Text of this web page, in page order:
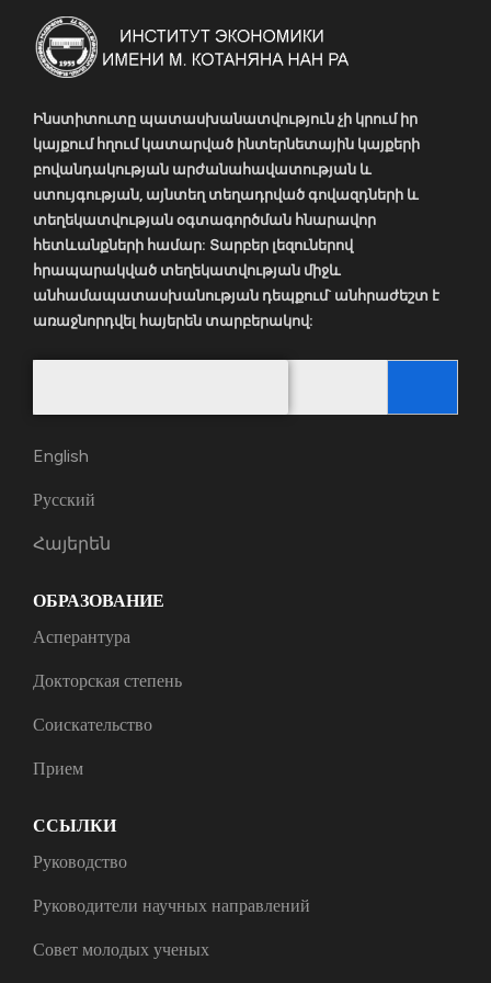
Ինստիտուտը պատասխանատվություն չի կրում իր
կայքում հղում կատարված ինտերնետային կայքերի
բովանդակության արժանահավատության և
ստույգության, այնտեղ տեղադրված գովազդների և
տեղեկատվության օգտագործման հնարավոր
հետևանքների համար: Տարբեր լեզուներով
հրապարակված տեղեկատվության միջև
անհամապատասխանության դեպքում` անհրաժեշտ է
առաջնորդվել հայերեն տարբերակով:
English
Русский
Հայերեն
ОБРАЗОВАНИЕ
Асперантура
Докторская степень
Соискательство
Прием
ССЫЛКИ
Руководство
Руководители научных направлений
Совет молодых ученых